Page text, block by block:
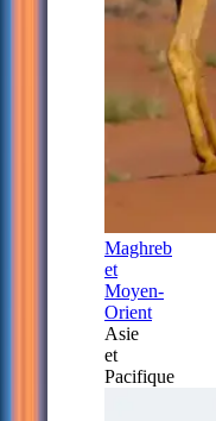
Maghreb
et
Moyen-
Orient
Asie
et
Pacifique